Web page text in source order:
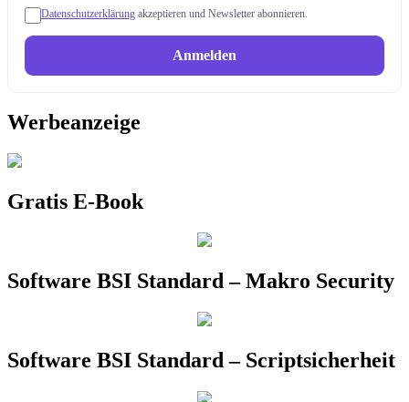
Datenschutzerklärung akzeptieren und Newsletter abonnieren.
Anmelden
Werbeanzeige
Gratis E-Book
Software BSI Standard – Makro Security
Software BSI Standard – Scriptsicherheit